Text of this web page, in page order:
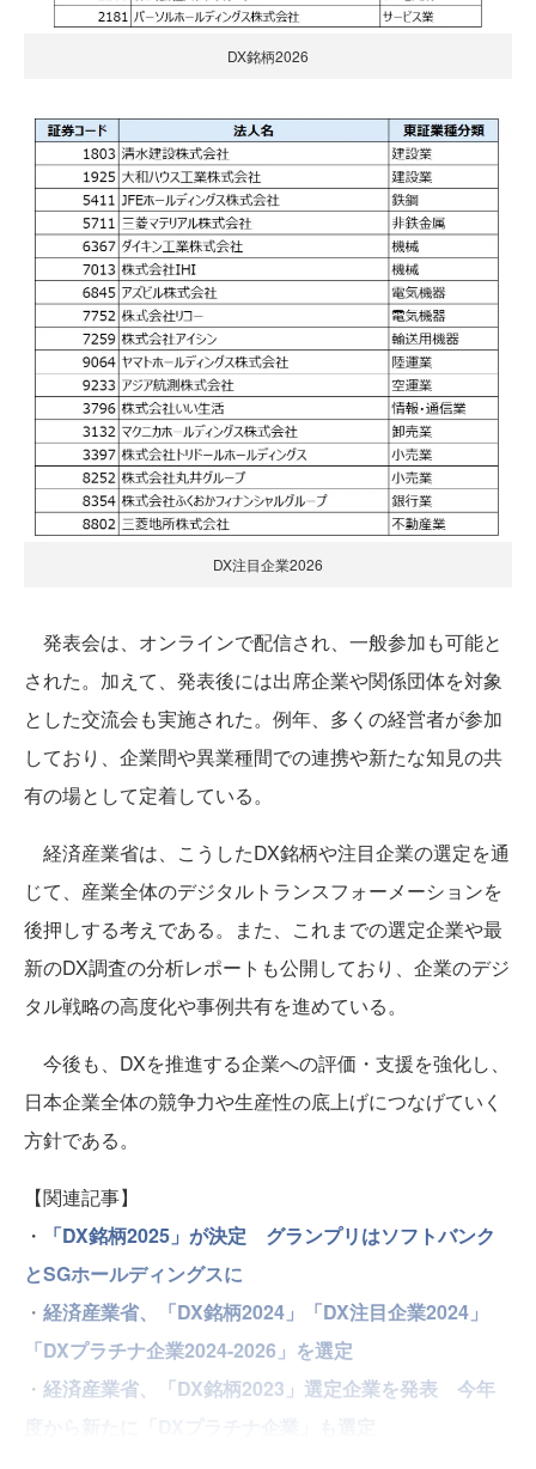
DX銘柄2026
DX注目企業2026
発表会は、オンラインで配信され、一般参加も可能と
された。加えて、発表後には出席企業や関係団体を対象
とした交流会も実施された。例年、多くの経営者が参加
しており、企業間や異業種間での連携や新たな知見の共
有の場として定着している。
経済産業省は、こうしたDX銘柄や注目企業の選定を通
じて、産業全体のデジタルトランスフォーメーションを
後押しする考えである。また、これまでの選定企業や最
新のDX調査の分析レポートも公開しており、企業のデジ
タル戦略の高度化や事例共有を進めている。
今後も、DXを推進する企業への評価・支援を強化し、
日本企業全体の競争力や生産性の底上げにつなげていく
方針である。
【関連記事】
・
「DX銘柄2025」が決定 グランプリはソフトバンク
とSGホールディングスに
・ 経済産業省、「DX銘柄2024」「DX注目企業2024」
「DXプラチナ企業2024-2026」を選定
・ 経済産業省、「DX銘柄2023」選定企業を発表 今年